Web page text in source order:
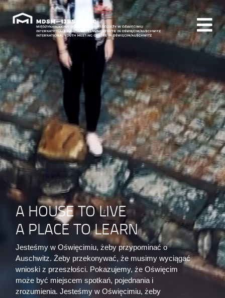
A HOUSE TO LIVE
A PLACE TO LEARN
Jesteśmy w Oświęcimiu, żeby przypominać o
Auschwitz. Żeby przekonywać, że musimy wyciągać
wnioski z przeszłości. Pokazujemy, że Oświęcim
może być miejscem spotkań, pojednania i
zrozumienia. Jesteśmy w Oświęcimiu, żeby